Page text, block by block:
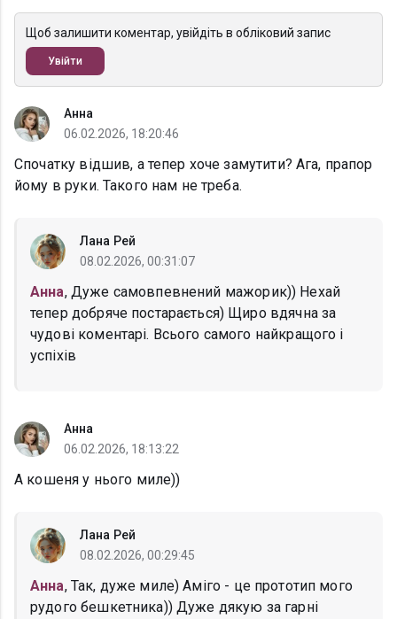
Щоб залишити коментар, увійдіть в обліковий запис
Увійти
Анна
06.02.2026, 18:20:46
Спочатку відшив, а тепер хоче замутити? Ага, прапор
йому в руки. Такого нам не треба.
Лана Рей
08.02.2026, 00:31:07
Анна, Дуже самовпевнений мажорик)) Нехай
тепер добряче постарається) Щиро вдячна за
чудові коментарі. Всього самого найкращого і
успіхів
Анна
06.02.2026, 18:13:22
А кошеня у нього миле))
Лана Рей
08.02.2026, 00:29:45
Анна, Так, дуже миле) Аміго - це прототип мого
рудого бешкетника)) Дуже дякую за гарні